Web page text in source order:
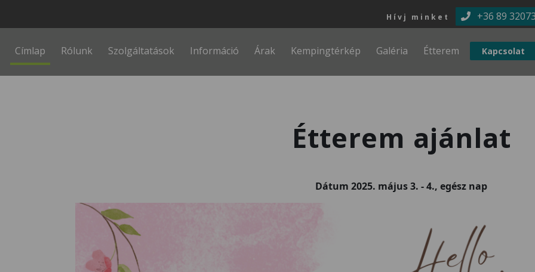
Ugrás a tartalomra
Hívj minket +36 89
Fő navigáció
Címlap Rólunk Szolgáltatások Információ Árak Kempingtérkép Galéria Étterem Kapcsolat
Étterem ajánlat
Dátum 2025. május 3. -4., egész nap
Kép